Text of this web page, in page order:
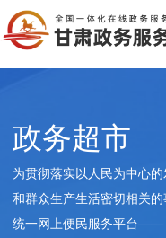
政务超市
为贯彻落实以人民为中心
和群众生产生活密切相关
统一网上便民服务平台——